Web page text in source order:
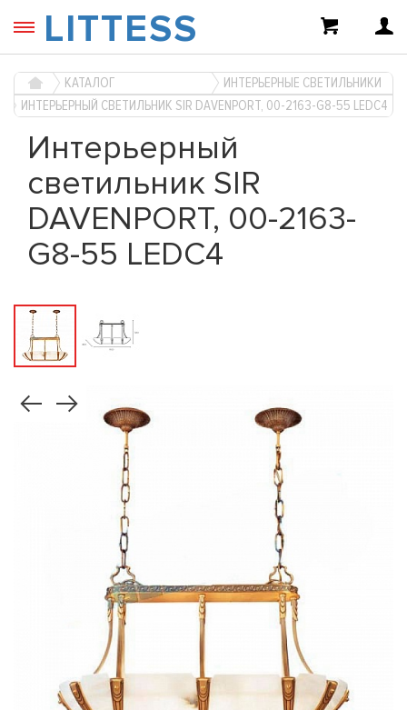
LITTESS
КАТАЛОГ
ИНТЕРЬЕРНЫЕ СВЕТИЛЬНИКИ
ИНТЕРЬЕРНЫЙ СВЕТИЛЬНИК SIR DAVENPORT, 00-2163-G8-55 LEDC4
Интерьерный
светильник SIR
DAVENPORT, 00-2163-
G8-55 LEDC4